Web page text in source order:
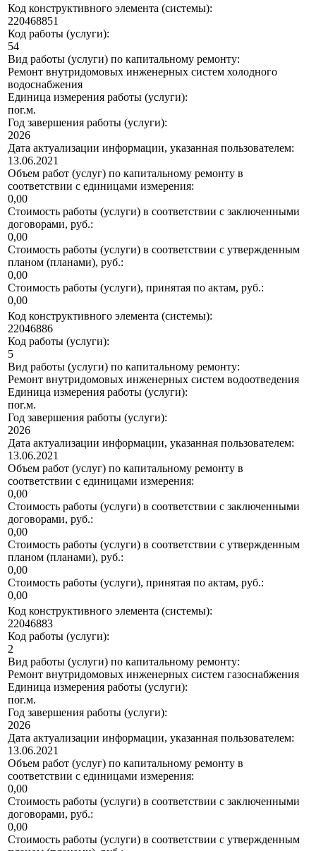
Код конструктивного элемента (системы):
220468851
Код работы (услуги):
54
Вид работы (услуги) по капитальному ремонту:
Ремонт внутридомовых инженерных систем холодного
водоснабжения
Единица измерения работы (услуги):
пог.м.
Год завершения работы (услуги):
2026
Дата актуализации информации, указанная пользователем:
13.06.2021
Объем работ (услуг) по капитальному ремонту в
соответствии с единицами измерения:
0,00
Стоимость работы (услуги) в соответствии с заключенными
договорами, руб.:
0,00
Стоимость работы (услуги) в соответствии с утвержденным
планом (планами), руб.:
0,00
Стоимость работы (услуги), принятая по актам, руб.:
0,00
Код конструктивного элемента (системы):
22046886
Код работы (услуги):
5
Вид работы (услуги) по капитальному ремонту:
Ремонт внутридомовых инженерных систем водоотведения
Единица измерения работы (услуги):
пог.м.
Год завершения работы (услуги):
2026
Дата актуализации информации, указанная пользователем:
13.06.2021
Объем работ (услуг) по капитальному ремонту в
соответствии с единицами измерения:
0,00
Стоимость работы (услуги) в соответствии с заключенными
договорами, руб.:
0,00
Стоимость работы (услуги) в соответствии с утвержденным
планом (планами), руб.:
0,00
Стоимость работы (услуги), принятая по актам, руб.:
0,00
Код конструктивного элемента (системы):
22046883
Код работы (услуги):
2
Вид работы (услуги) по капитальному ремонту:
Ремонт внутридомовых инженерных систем газоснабжения
Единица измерения работы (услуги):
пог.м.
Год завершения работы (услуги):
2026
Дата актуализации информации, указанная пользователем:
13.06.2021
Объем работ (услуг) по капитальному ремонту в
соответствии с единицами измерения:
0,00
Стоимость работы (услуги) в соответствии с заключенными
договорами, руб.:
0,00
Стоимость работы (услуги) в соответствии с утвержденным